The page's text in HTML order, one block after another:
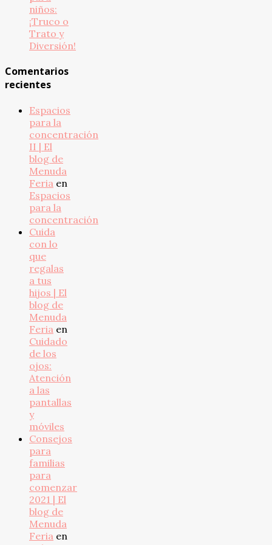
niños:
¡Truco o
Trato y
Diversión!
Comentarios
recientes
Espacios
para la
concentración
II | El
blog de
Menuda
Feria en
Espacios
para la
concentración
Cuida
con lo
que
regalas
a tus
hijos | El
blog de
Menuda
Feria en
Cuidado
de los
ojos:
Atención
a las
pantallas
y
móviles
Consejos
para
familias
para
comenzar
2021 | El
blog de
Menuda
Feria en